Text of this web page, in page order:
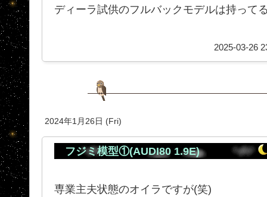
ディーラ試供のフルバックモデルは持って
2025-03-26
2024年1月26日 (Fri)
フジミ模型①(AUDI80 1.9E)
専業主夫状態のオイラですが(笑)